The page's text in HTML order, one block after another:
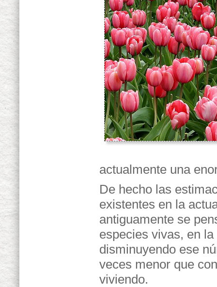
actualmente una
De hecho las
existentes en la
antiguamente se
especies vivas, en
disminuyendo ese
veces menor que
viviendo.